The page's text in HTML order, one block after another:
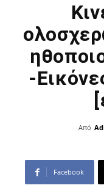
-
Από
Facebook